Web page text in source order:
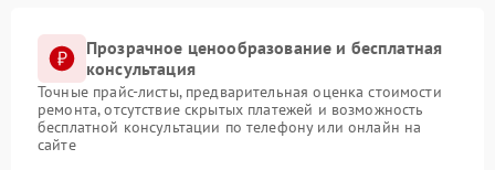
Прозрачное ценообразование и бесплатная
консультация
Точные прайс-листы, предварительная оценка стоимости
ремонта, отсутствие скрытых платежей и возможность
бесплатной консультации по телефону или онлайн на
сайте